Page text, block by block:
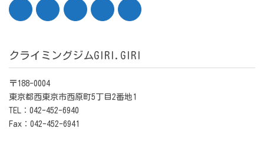
クライミングジムGIRI.GIRI
〒188-0004
東京都西東京市西原町5丁目2番地1
TEL：042-452-6940
Fax：042-452-6941